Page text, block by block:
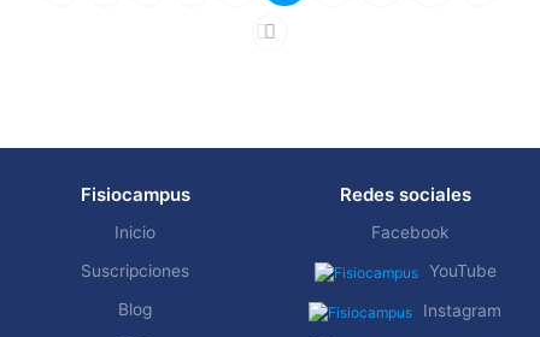
Fisiocampus
Inicio
Suscripciones
Blog
Redes sociales
Facebook
YouTube
Instagram